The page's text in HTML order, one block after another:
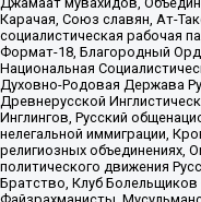
Карачая, Союз славян, Ат-
социалистическая рабочая
Формат-18, Благородный
Национальная
Духовно-Родовая Держава
Древнерусской
Инглингов, Русский
нелегальной иммиграции,
религиозных объединениях,
политического движения
Братство, Клуб